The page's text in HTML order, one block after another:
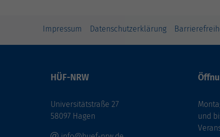
Impressum Datenschutzerklärung
HÜF-NRW
Universitätstraße 27
58097 Hagen
und